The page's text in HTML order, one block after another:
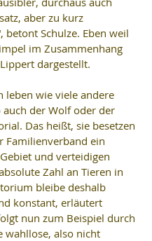
aber zu kurz
betont Schulze. Eben weil
im Zusammenhang
dargestellt.
leben wie viele andere
auch der Wolf oder der
Das heißt, sie besetzen
Familienverband ein
und verteidigen
Zahl an Tieren in
bleibe deshalb
konstant, erläutert
nun zum Beispiel durch
wahllose, also nicht